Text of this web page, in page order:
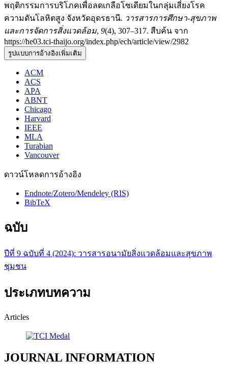
พฤติกรรมการบริโภคเพื่อลดเกลือโซเดียมในกลุ่มเสี่ยงโรค
ความดันโลหิตสูง จังหวัดอุดรธานี. วารสารการศึกษา-สุขภาพ
และการจัดการสิ่งแวดล้อม, 9(4), 307–317. สืบค้น จาก
https://he03.tci-thaijo.org/index.php/ech/article/view/2982
รูปแบบการอ้างอิงเพิ่มเติม
ACM
ACS
APA
ABNT
Chicago
Harvard
IEEE
MLA
Turabian
Vancouver
ดาวน์โหลดการอ้างอิง
Endnote/Zotero/Mendeley (RIS)
BibTeX
ฉบับ
ปีที่ 9 ฉบับที่ 4 (2024): วารสารอนามัยสิ่งแวดล้อมและสุขภาพ
ชุมชน
ประเภทบทความ
Articles
JOURNAL INFORMATION